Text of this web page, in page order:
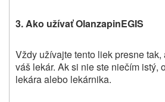
3. Ako užívať OlanzapinEGIS
Vždy užívajte tento liek presne
váš lekár. Ak si nie ste niečím istý,
lekára alebo lekárnika.